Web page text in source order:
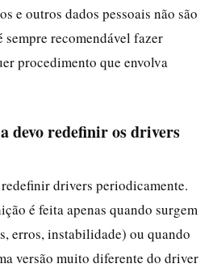
e outros dados pessoais não são
sempre recomendável fazer
procedimento que envolva
devo redefinir os drivers
drivers periodicamente.
é feita apenas quando surgem
erros, instabilidade) ou quando
versão muito diferente do driver